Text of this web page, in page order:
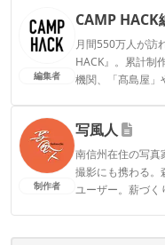
編集者
CAMP HACK
月間550万人が訪
HACK』。累計制
機関、「髙島屋」
CAMP HACK編
制作者
写風人
南信州在住の写真
撮影にも携わる。
ユーザー。薪づく